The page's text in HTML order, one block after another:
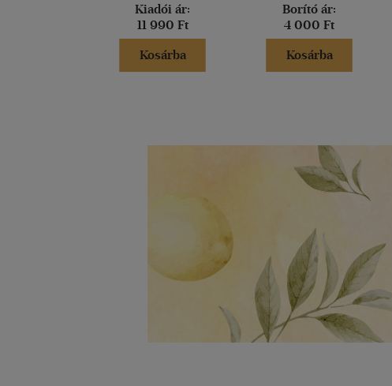
Kiadói ár:
11 990 Ft
Kosárba
Borító ár:
4 000 Ft
Kosárba